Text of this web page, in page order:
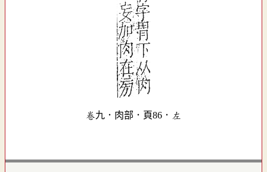
卷九．肉部．頁86．左